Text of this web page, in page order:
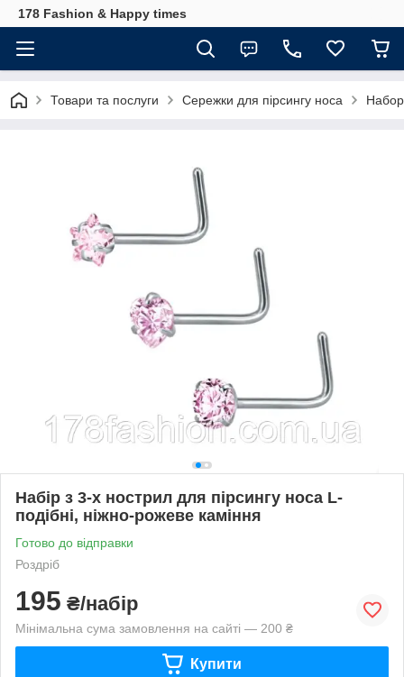
178 Fashion & Happy times
Товари та послуги Сережки для пірсингу носа
Набір з 3-х нострил для пірсингу носа L-
подібні, ніжно-рожеве каміння
Готово до відправки
Роздріб
195 ₴/набір
Мінімальна сума замовлення на сайті — 200 ₴
Купити